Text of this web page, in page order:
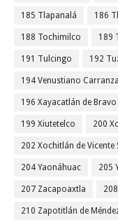
185 Tlapanalá 186
188 Tochimilco 189
191 Tulcingo 192
194 Venustiano Carranza
196 Xayacatlán de Bravo
199 Xiutetelco 200
202 Xochitlán de Vicente
204 Yaonáhuac 205
207 Zacapoaxtla
210 Zapotitlán de